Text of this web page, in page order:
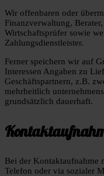
Wir offenbaren oder
Finanzverwaltung,
Wirtschaftsprüfer sowie
Zahlungsdienstleister.
Ferner speichern wir auf
Interessen Angaben zu
Geschäftspartnern, z.B.
mehrheitlich
grundsätzlich dauerhaft.
Bei der Kontaktaufnahme
Telefon oder via sozialer